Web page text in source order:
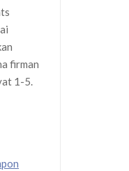
firman
1-5.